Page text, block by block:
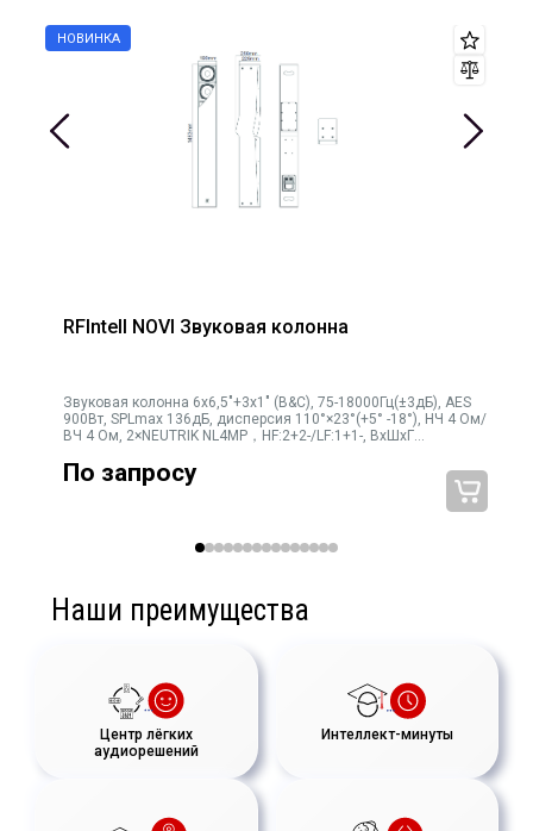
RFIntell NOVI Звуковая колонна
Звуковая колонна 6х6,5"+3х1" (B&C), 75-18000Гц(±3дБ), AES
900Вт, SPLmax 136дБ, дисперсия 110°×23°(+5° -18°), НЧ 4 Ом/
ВЧ 4 Ом, 2×NEUTRIK NL4MP，HF:2+2-/LF:1+1-, ВхШхГ
По запросу
Наши преимущества
Центр лёгких
аудиорешений
Интеллект-минуты